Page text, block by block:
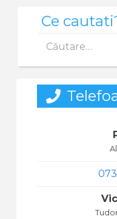
Ce
după: